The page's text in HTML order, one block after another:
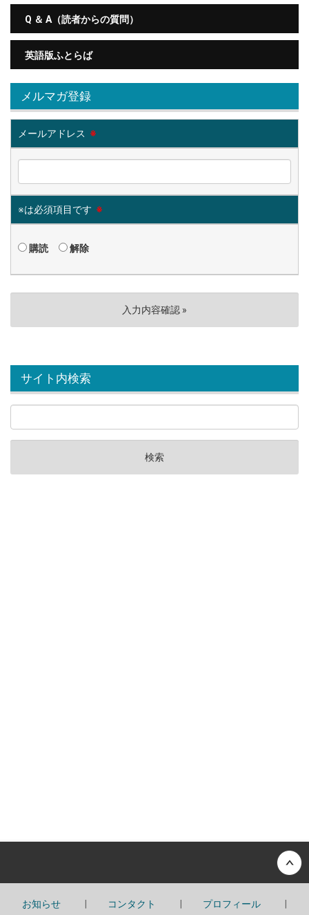
Q ＆ A（読者からの質問）
英語版ふとらば
メルマガ登録
メールアドレス ※
※は必須項目です ※
購読 解除
サイト内検索
お知らせ コンタクト プロフィール